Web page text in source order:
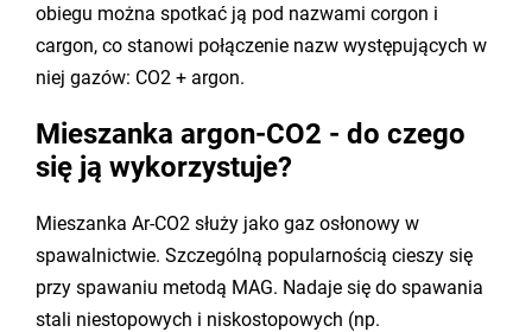
obiegu można spotkać ją pod nazwami corgon i
cargon, co stanowi połączenie nazw występujących w
niej gazów: CO2 + argon.
Mieszanka argon-CO2 - do czego
się ją wykorzystuje?
Mieszanka Ar-CO2 służy jako gaz osłonowy w
spawalnictwie. Szczególną popularnością cieszy się
przy spawaniu metodą MAG. Nadaje się do spawania
stali niestopowych i niskostopowych (np.